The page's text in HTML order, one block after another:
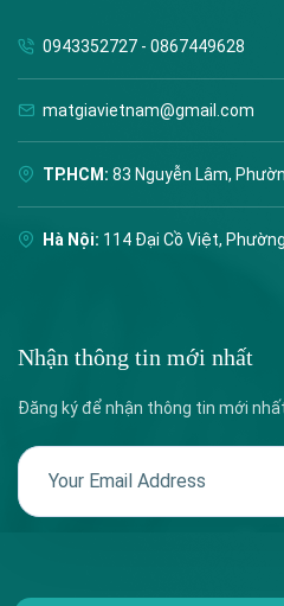
0943352727 - 0867449628
matgiavietnam@gmail.com
TP.HCM: 83 Nguyễn Lâm,
Hà Nội: 114 Đại Cồ Việt,
Nhận thông tin mới nhất
Đăng ký để nhận thông tin mới